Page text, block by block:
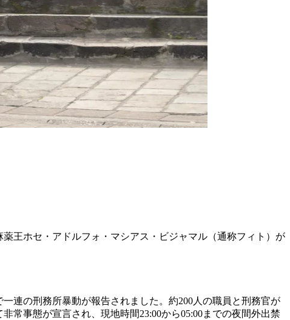
王ホセ・アドルフォ・マシアス・ビジャマル（通称フィト）が
連の刑務所暴動が報告されました。約200人の職員と刑務官が
常事態が宣言され、現地時間23:00から05:00までの夜間外出禁